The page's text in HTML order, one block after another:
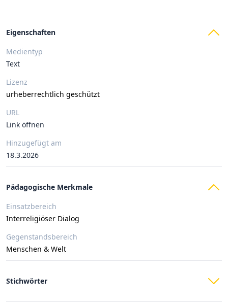
Eigenschaften
Medientyp
Text
Lizenz
urheberrechtlich geschützt
URL
Link öffnen
Hinzugefügt am
18.3.2026
Pädagogische Merkmale
Einsatzbereich
Interreligiöser Dialog
Gegenstandsbereich
Menschen & Welt
Stichwörter